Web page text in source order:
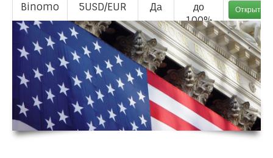
Binomo 5USD/EUR Да
до
100%
Открыть